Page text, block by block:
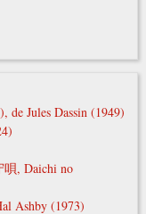
de Jules Dassin (1949)
唄, Daichi no
Ashby (1973)